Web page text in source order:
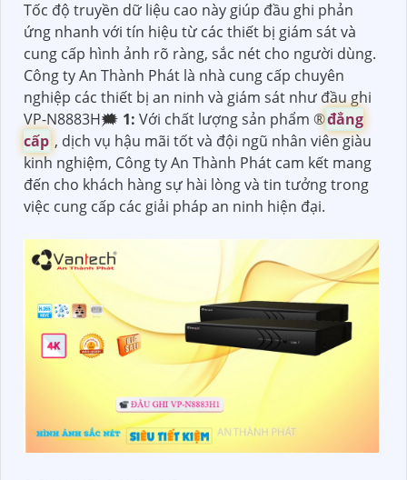
Tốc độ truyền dữ liệu cao này giúp đầu ghi phản
ứng nhanh với tín hiệu từ các thiết bị giám sát và
cung cấp hình ảnh rõ ràng, sắc nét cho người dùng.
Công ty An Thành Phát là nhà cung cấp chuyên
nghiệp các thiết bị an ninh và giám sát như đầu ghi
VP-N8883H🗯️ 1: Với chất lượng sản phẩm ®️đẳng
cấp , dịch vụ hậu mãi tốt và đội ngũ nhân viên giàu
kinh nghiệm, Công ty An Thành Phát cam kết mang
đến cho khách hàng sự hài lòng và tin tưởng trong
việc cung cấp các giải pháp an ninh hiện đại.